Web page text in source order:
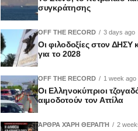
συγκράτησης
OFF THE RECORD 3 days ago
Οι φιλοδοξίες στον ΔΗΣΥ
για το 2028
OFF THE RECORD 1 week ago
Οι Ελληνοκύπριοι
αιμοδοτούν τον Αττίλα
ΆΡΘΡΑ ΧΆΡΗ ΘΕΡΑΠΉ 2